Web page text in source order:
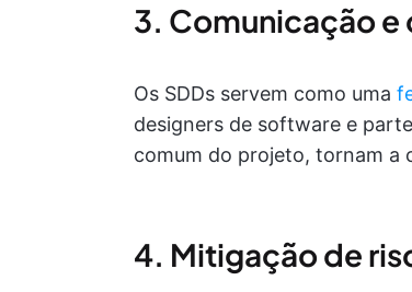
3. Comunicação
Os SDDs servem como uma
designers de software e
comum do projeto, tornam a
4. Mitigação de